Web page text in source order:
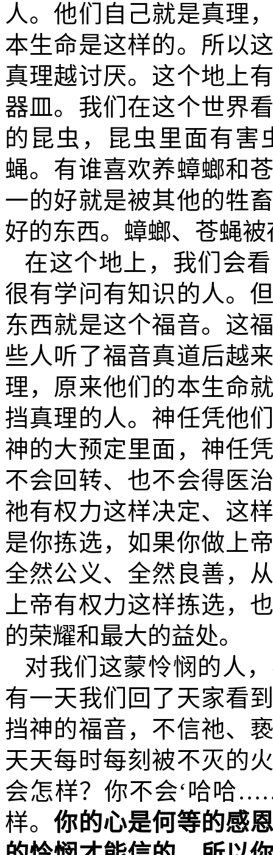
人。他们自己就是真理
本生命是这样的。所以
真理越讨厌。这个地上
器皿。我们在这个世界
的昆虫，昆虫里面有害
蝇。有谁喜欢养蟑螂和
一的好就是被其他的牲
好的东西。蟑螂、苍蝇
在这个地上，我们会
很有学问有知识的人。
东西就是这个福音。这
些人听了福音真道后越
理，原来他们的本生命
挡真理的人。神任凭他
神的大预定里面，神任
不会回转、也不会得医
祂有权力这样决定、这
是你拣选，如果你做上
全然公义、全然良善，
上帝有权力这样拣选，
的荣耀和最大的益处。
对我们这蒙怜悯的人
有一天我们回了天家看
挡神的福音，不信祂、
天天每时每刻被不灭的
会怎样？你不会‘哈哈
样。你的心是何等的感